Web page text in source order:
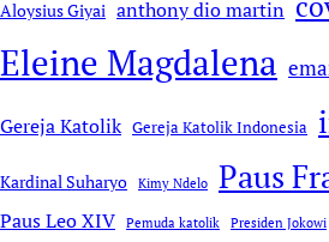
Aloysius Giyai anthony dio martin
Eleine Magdalena
Gereja Katolik Gereja Katolik Indonesia
Kardinal Suharyo Kimy Ndelo Paus
Paus Leo XIV Pemuda katolik Presiden Jokowi